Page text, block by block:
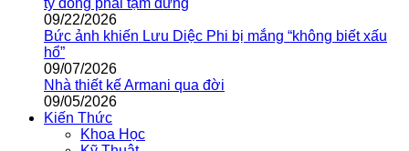
tỷ đồng phải tạm dừng
09/22/2026
Bức ảnh khiến Lưu Diệc Phi bị mắng “không biết xấu
hổ”
09/07/2026
Nhà thiết kế Armani qua đời
09/05/2026
Kiến Thức
Khoa Học